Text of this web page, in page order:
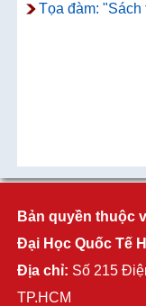
Tọa đàm: "Sách
Bản quyền thuộc
Đại Học Quốc Tế
Địa chỉ: Số 215
TP.HCM